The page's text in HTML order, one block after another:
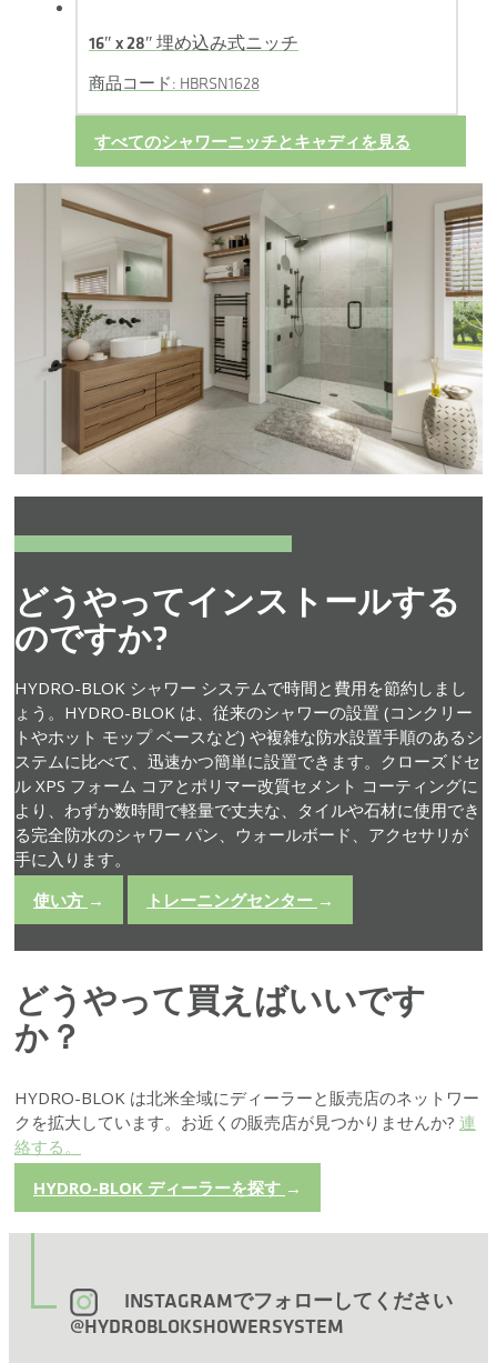
16″ x 28″ 埋め込み式ニッチ
商品コード: HBRSN1628
すべてのシャワーニッチとキャディを見る
どうやってインストールする
のですか?
HYDRO-BLOK シャワー システムで時間と費用を節約しまし
ょう。HYDRO-BLOK は、従来のシャワーの設置 (コンクリー
トやホット モップ ベースなど) や複雑な防水設置手順のあるシ
ステムに比べて、迅速かつ簡単に設置できます。クローズドセ
ル XPS フォーム コアとポリマー改質セメント コーティングに
より、わずか数時間で軽量で丈夫な、タイルや石材に使用でき
る完全防水のシャワー パン、ウォールボード、アクセサリが
手に入ります。
使い方 → トレーニングセンター →
どうやって買えばいいです
か？
HYDRO-BLOK は北米全域にディーラーと販売店のネットワー
クを拡大しています。お近くの販売店が見つかりませんか? 連
絡する。
HYDRO-BLOK ディーラーを探す →
INSTAGRAMでフォローしてください
@HYDROBLOKSHOWERSYSTEM